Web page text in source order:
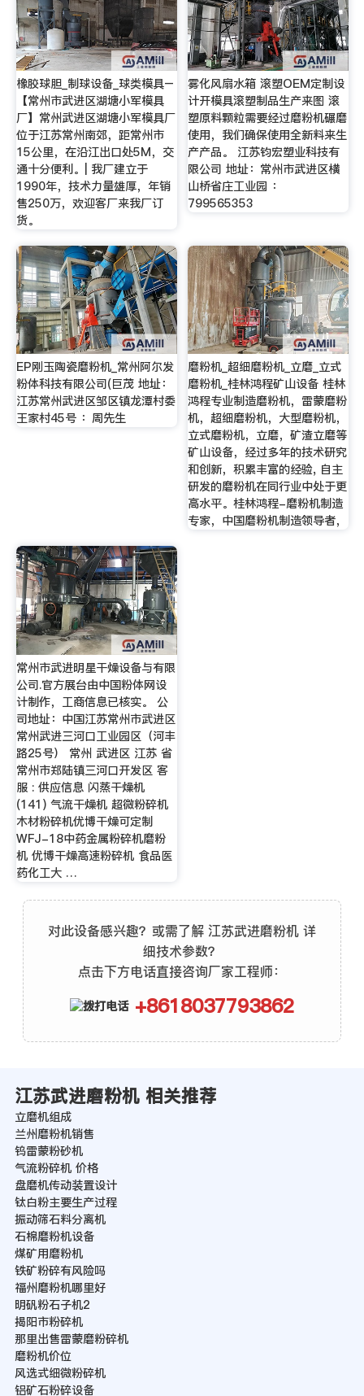
橡胶球胆_制球设备_球类模具–
【常州市武进区湖塘小军模具
厂】常州武进区湖塘小军模具厂
位于江苏常州南郊，距常州市
15公里，在沿江出口处5M，交
通十分便利。| 我厂建立于
1990年，技术力量雄厚，年销
售250万，欢迎客厂来我厂订
货。
雾化风扇水箱 滚塑OEM定制设
计开模具滚塑制品生产来图 滚
塑原料颗粒需要经过磨粉机碾磨
使用，我们确保使用全新料来生
产产品。 江苏钧宏塑业科技有
限公司 地址：常州市武进区横
山桥省庄工业园 ：
799565353
EP刚玉陶瓷磨粉机_常州阿尔发
粉体科技有限公司(巨茂 地址：
江苏常州武进区邹区镇龙潭村委
王家村45号 ：周先生
磨粉机_超细磨粉机_立磨_立式
磨粉机_桂林鸿程矿山设备 桂林
鸿程专业制造磨粉机，雷蒙磨粉
机，超细磨粉机，大型磨粉机，
立式磨粉机，立磨，矿渣立磨等
矿山设备，经过多年的技术研究
和创新，积累丰富的经验, 自主
研发的磨粉机在同行业中处于更
高水平。桂林鸿程-磨粉机制造
专家，中国磨粉机制造领导者，
常州市武进明星干燥设备与有限
公司.官方展台由中国粉体网设
计制作，工商信息已核实。 公
司地址：中国江苏常州市武进区
常州武进三河口工业园区（河丰
路25号） 常州 武进区 江苏 省
常州市郑陆镇三河口开发区 客
服 : 供应信息 闪蒸干燥机
(141) 气流干燥机 超微粉碎机
木材粉碎机优博干燥可定制
WFJ-18中药金属粉碎机磨粉
机 优博干燥高速粉碎机 食品医
药化工大 …
对此设备感兴趣？或需了解 江苏武进磨粉机 详
细技术参数？
点击下方电话直接咨询厂家工程师：
+8618037793862
江苏武进磨粉机 相关推荐
立磨机组成
兰州磨粉机销售
钨雷蒙粉砂机
气流粉碎机 价格
盘磨机传动装置设计
钛白粉主要生产过程
振动筛石料分离机
石棉磨粉机设备
煤矿用磨粉机
铁矿粉碎有风险吗
福州磨粉机哪里好
明矾粉石子机2
揭阳市粉碎机
那里出售雷蒙磨粉碎机
磨粉机价位
风选式细微粉碎机
铝矿石粉碎设备